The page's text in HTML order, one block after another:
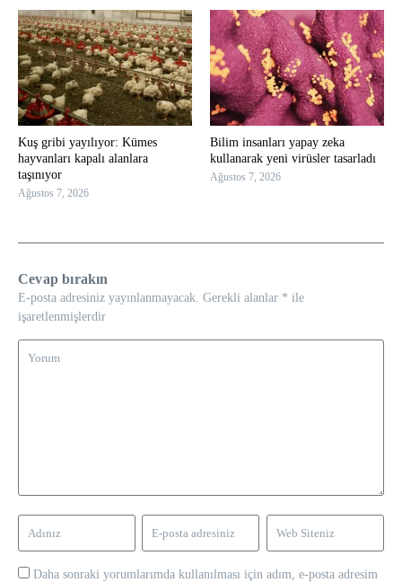
Kuş gribi yayılıyor: Kümes
hayvanları kapalı alanlara
taşınıyor
Ağustos 7, 2026
Bilim insanları yapay zeka
kullanarak yeni virüsler tasarladı
Ağustos 7, 2026
Cevap bırakın
E-posta adresiniz yayınlanmayacak. Gerekli alanlar * ile
işaretlenmişlerdir
Daha sonraki yorumlarımda kullanılması için adım, e-posta adresim